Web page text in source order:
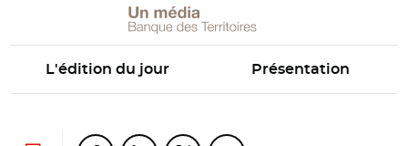
L'édition du jour Présentation